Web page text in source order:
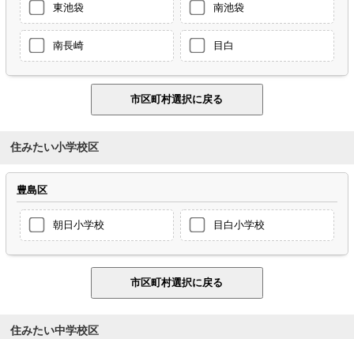
東池袋 南池袋
南長崎 目白
住みたい小学校区
豊島区
朝日小学校 目白小学校
住みたい中学校区